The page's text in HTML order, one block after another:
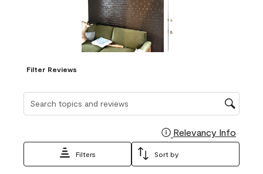
Filter Reviews
Relevancy Info
Filters Sort by